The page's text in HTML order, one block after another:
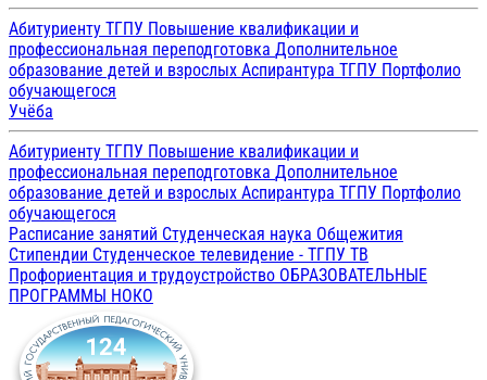
Абитуриенту ТГПУ Повышение квалификации и
профессиональная переподготовка Дополнительное
образование детей и взрослых Аспирантура ТГПУ Портфолио
обучающегося
Учёба
Абитуриенту ТГПУ Повышение квалификации и
профессиональная переподготовка Дополнительное
образование детей и взрослых Аспирантура ТГПУ Портфолио
обучающегося
Расписание занятий Студенческая наука Общежития
Стипендии Студенческое телевидение - ТГПУ ТВ
Профориентация и трудоустройство ОБРАЗОВАТЕЛЬНЫЕ
ПРОГРАММЫ НОКО